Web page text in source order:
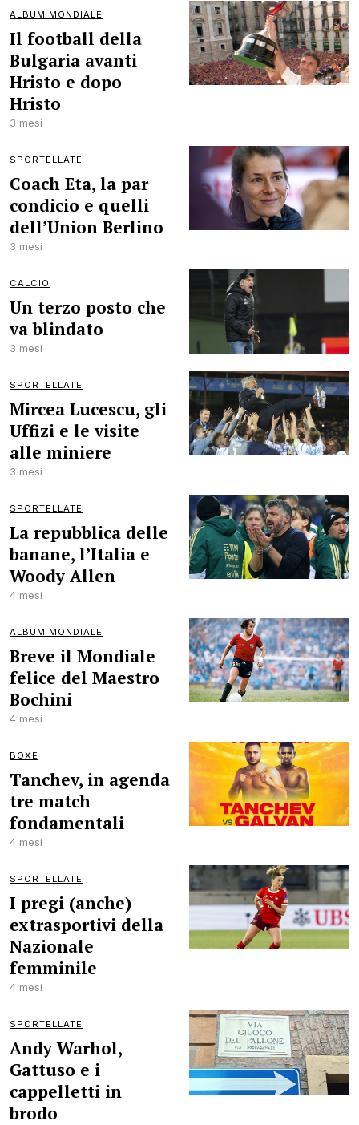
ALBUM MONDIALE
Il football della
Bulgaria avanti
Hristo e dopo
Hristo
3 mesi
SPORTELLATE
Coach Eta, la par
condicio e quelli
dell’Union Berlino
3 mesi
CALCIO
Un terzo posto che
va blindato
3 mesi
SPORTELLATE
Mircea Lucescu, gli
Uffizi e le visite
alle miniere
3 mesi
SPORTELLATE
La repubblica delle
banane, l’Italia e
Woody Allen
4 mesi
ALBUM MONDIALE
Breve il Mondiale
felice del Maestro
Bochini
4 mesi
BOXE
Tanchev, in agenda
tre match
fondamentali
4 mesi
SPORTELLATE
I pregi (anche)
extrasportivi della
Nazionale
femminile
4 mesi
SPORTELLATE
Andy Warhol,
Gattuso e i
cappelletti in
brodo